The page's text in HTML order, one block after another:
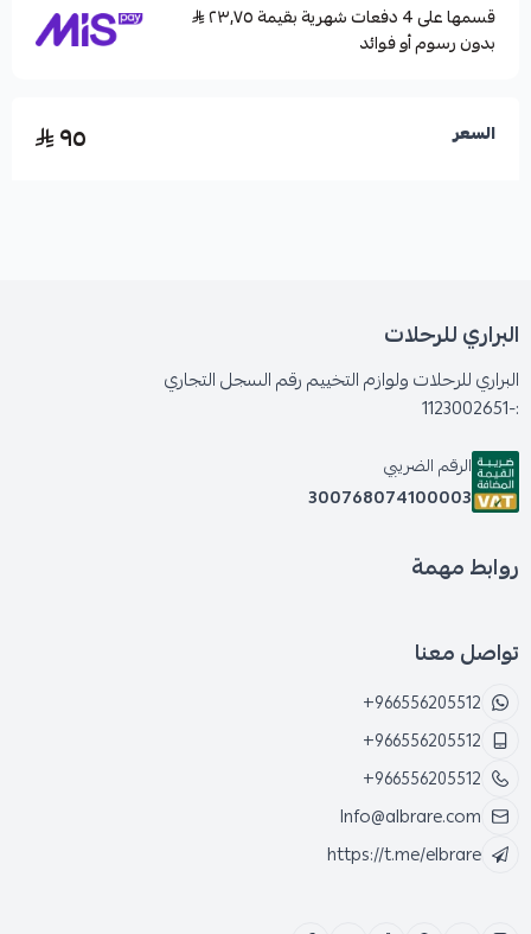
قسمها على 4 دفعات شهرية بقيمة ٢٣٫٧٥
بدون رسوم أو فوائد
السعر ٩٥
البراري للرحلات
البراري للرحلات ولوازم التخييم رقم السجل التجاري
:-1123002651
الرقم الضريبي
300768074100003
روابط مهمة
تواصل معنا
+966556205512
+966556205512
+966556205512
Info@albrare.com
https://t.me/elbrare